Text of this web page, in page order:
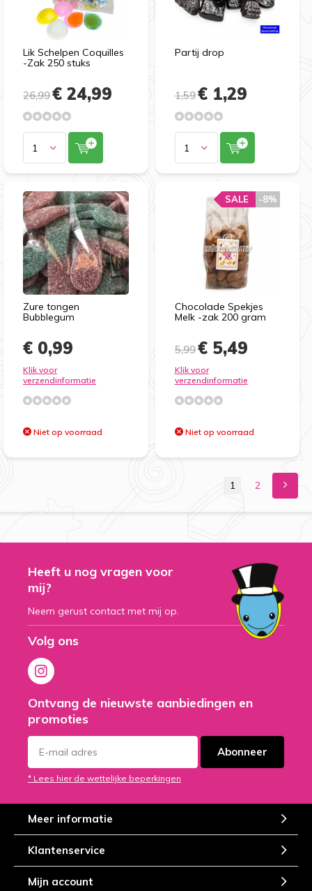
Lik Schelpen Coquilles
-Zak 250 stuks
26,99€ 24,99
Partij drop
1,59€ 1,29
Zure tongen
Bubblegum
€ 0,99
Klik voor
verzendinformatie
Niet op voorraad
Chocolade Spekjes
Melk -zak 200 gram
-8%
SALE
5,99€ 5,49
Klik voor
verzendinformatie
Niet op voorraad
1 2
Heeft u nog vragen voor
mij?
Neem gerust contact met mij op.
Volg ons
Ontvang de nieuwste aanbiedingen en
promoties
Abonneer
* Lees hier de wettelijke beperkingen
Meer informatie
Klantenservice
Mijn account